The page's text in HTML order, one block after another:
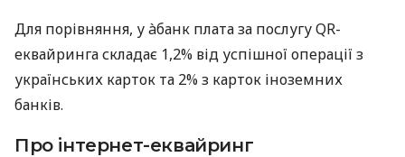
Для порівняння, у àбанк плата за послугу QR-
еквайринга складає 1,2% від успішної операції з
українських карток та 2% з карток іноземних
банків.
Про інтернет-еквайринг